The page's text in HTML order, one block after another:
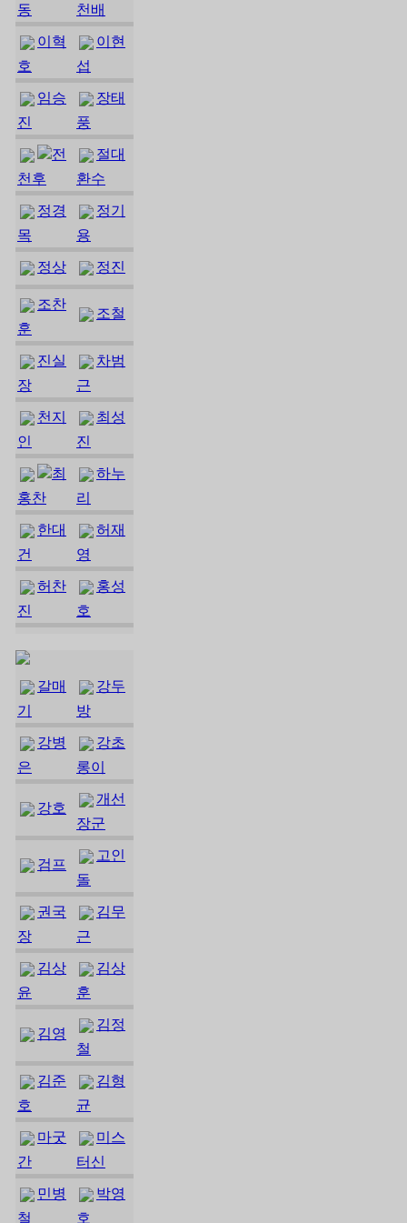
동
천배
이혁
호
이현
섭
임승
진
장태
풍
전
천후
절대
환수
정경
목
정기
용
정상 정진
조찬
훈
조철
진실
장
차범
근
천지
인
최성
진
최
홍찬
하누
리
한대
건
허재
영
허찬
진
홍성
호
갈매
기
강두
방
강병
은
강초
롱이
강호
개선
장군
검프
고인
돌
권국
장
김무
근
김상
윤
김상
훈
김영
김정
철
김준
호
김형
균
마굿
간
미스
터신
민병
철
박영
호